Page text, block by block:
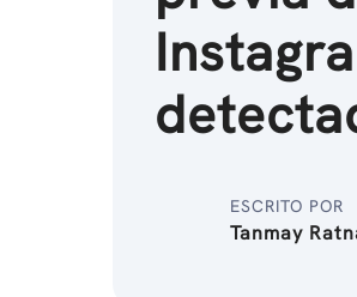
ESCRITO POR
Tanmay